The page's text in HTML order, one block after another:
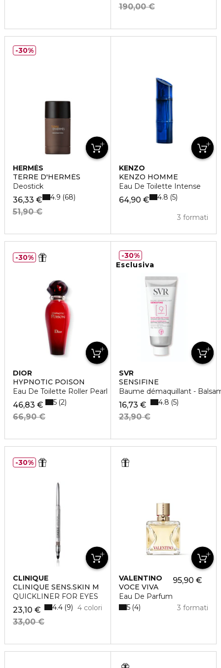
190,00 €
HERMÈS
TERRE D'HERMÈS
Deostick
36,33 €
51,90 €
4.9 68
30%
KENZO
KENZO HOMME
Eau De Toilette Intense
64,90 €
3 formati
4.8 5
DIOR
HYPNOTIC POISON
Eau De Toilette Roller Pearl
46,83 €
66,90 €
5 2
30%
Esclusiva
SVR
SENSIFINE
Baume démaquillant -
16,73 €
23,90 €
4.8 5
30%
CLINIQUE
CLINIQUE SENS.SKIN M
QUICKLINER FOR EYES
23,10 €
33,00 €
4 colori
4.4 9
30%
VALENTINO
VOCE VIVA
Eau De Parfum
95,90 €
3 formati
5 4